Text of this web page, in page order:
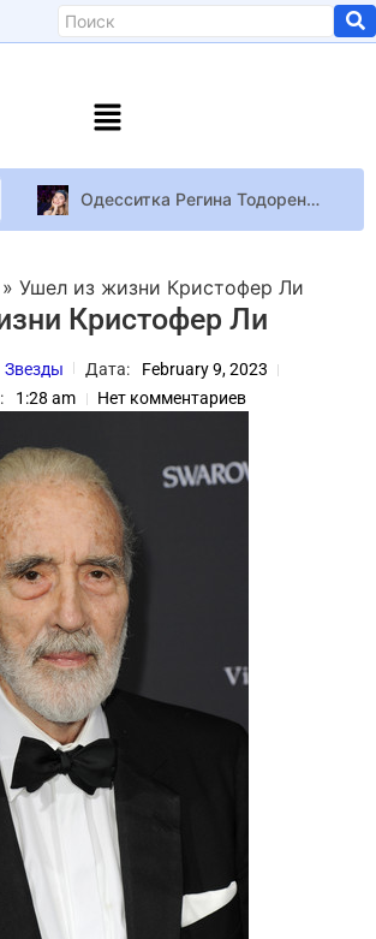
Одесситка Регина Тодоренко получила гражданство РФ
Российский хоррор “КЛЕТЬ” покинет ранний доступ в феврале и выйдет на консолях
» Ушел из жизни Кристофер Ли
Кристофер Ли
Звезды Дата:
February 9, 2023
1:28 am Нет комментариев